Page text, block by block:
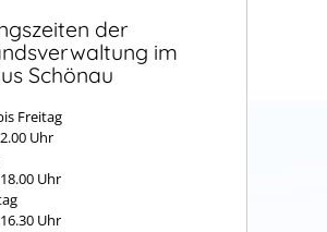
der
im
Schönau
Freitag
Uhr
Uhr
Uhr